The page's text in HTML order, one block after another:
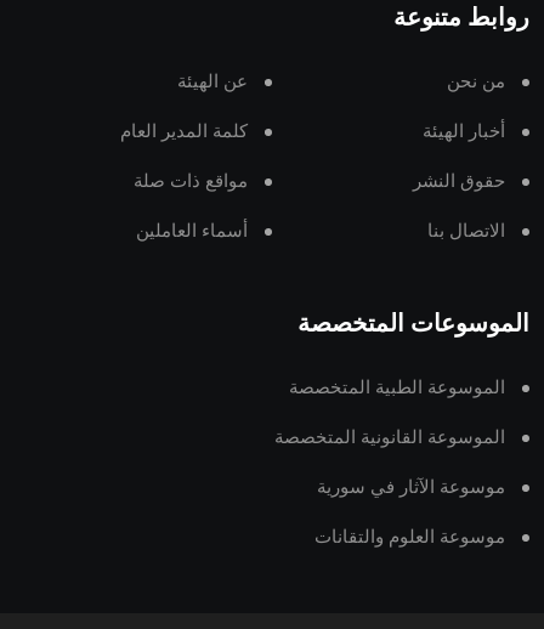
روابط متنوعة
من نحن عن الهيئة
أخبار الهيئة كلمة المدير العام
حقوق النشر مواقع ذات صلة
الاتصال بنا أسماء العاملين
الموسوعات المتخصصة
الموسوعة الطبية المتخصصة
الموسوعة القانونية المتخصصة
موسوعة الآثار في سورية
موسوعة العلوم والتقانات